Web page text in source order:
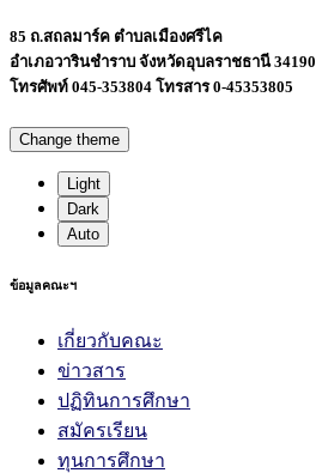
85 ถ.สถลมาร์ค ตำบลเมืองศรีไค
อำเภอวารินชำราบ จังหวัดอุบลราชธานี 34190
โทรศัพท์ 045-353804 โทรสาร 0-45353805
Change theme
Light
Dark
Auto
ข้อมูลคณะฯ
เกี่ยวกับคณะ
ข่าวสาร
ปฏิทินการศึกษา
สมัครเรียน
ทุนการศึกษา